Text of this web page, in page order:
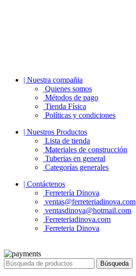
| Nuestra compañia
Quienes somos
Métodos de pago
Tienda Física
Políticas y condiciones
| Nuestros Productos
Lista de tienda
Materiales de construcción
Tuberias en general
Categorías generales
| Contáctenos
Ferretería Dinova
ventas@ferreteriadinova.com
ventasdinova@hotmail.com
Ferreteriadinova.com
Ferreteria Dinova
Búsqueda